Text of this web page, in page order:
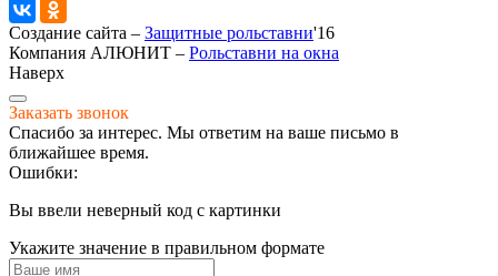
Создание сайта – Защитные рольставни'16
Компания АЛЮНИТ – Рольставни на окна
Наверх
Заказать звонок
Спасибо за интерес. Мы ответим на ваше письмо в
ближайшее время.
Ошибки:
Вы ввели неверный код с картинки
Укажите значение в правильном формате